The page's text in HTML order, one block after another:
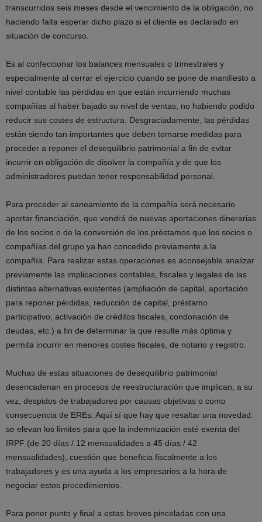
transcurridos seis meses desde el vencimiento de la obligación, no
haciendo falta esperar dicho plazo si el cliente es declarado en
situación de concurso.
Es al confeccionar los balances mensuales o trimestrales y
especialmente al cerrar el ejercicio cuando se pone de manifiesto a
nivel contable las pérdidas en que están incurriendo muchas
compañías al haber bajado su nivel de ventas, no habiendo podido
reducir sus costes de estructura. Desgraciadamente, las pérdidas
están siendo tan importantes que deben tomarse medidas para
proceder a reponer el desequilibrio patrimonial a fin de evitar
incurrir en obligación de disolver la compañía y de que los
administradores puedan tener responsabilidad personal.
Para proceder al saneamiento de la compañía será necesario
aportar financiación, que vendrá de nuevas aportaciones dinerarias
de los socios o de la conversión de los préstamos que los socios o
compañías del grupo ya han concedido previamente a la
compañía. Para realizar estas operaciones es aconsejable analizar
previamente las implicaciones contables, fiscales y legales de las
distintas alternativas existentes (ampliación de capital, aportación
para reponer pérdidas, reducción de capital, préstamo
participativo, activación de créditos fiscales, condonación de
deudas, etc.) a fin de determinar la que resulte más óptima y
permita incurrir en menores costes fiscales, de notario y registro.
Muchas de estas situaciones de desequilibrio patrimonial
desencadenan en procesos de reestructuración que implican, a su
vez, despidos de trabajadores por causas objetivas o como
consecuencia de EREs. Aquí sí que hay que resaltar una novedad:
se elevan los límites para que la indemnización esté exenta del
IRPF (de 20 días / 12 mensualidades a 45 días / 42
mensualidades), cuestión que beneficia fiscalmente a los
trabajadores y es una ayuda a los empresarios a la hora de
negociar estos procedimientos.
Para poner punto y final a estas breves pinceladas con una